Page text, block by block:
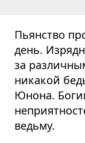
Пьянство
день.
за
никакой
Юнона.
ведьму.